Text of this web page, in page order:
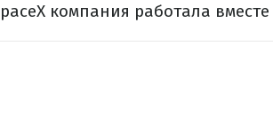
компания работала вместе